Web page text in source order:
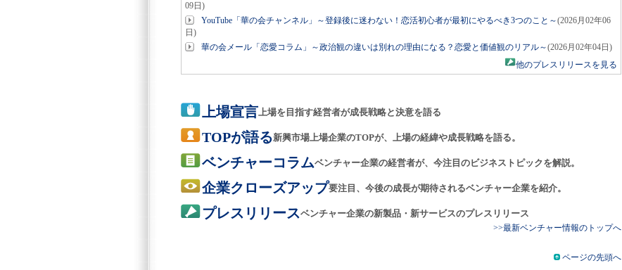
09日)
YouTube「華の会チャンネル」～登録後に迷わない！恋活初心者が最初にやるべき3つのこと～(2026月02年06
日)
華の会メール「恋愛コラム」～政治観の違いは別れの理由になる？恋愛と価値観のリアル～(2026月02年04日)
他のプレスリリースを見る
上場宣言上場を目指す経営者が成長戦略と決意を語る
TOPが語る新興市場上場企業のTOPが、上場の経緯や成長戦略を語る。
ベンチャーコラムベンチャー企業の経営者が、今注目のビジネストピックを解説。
企業クローズアップ要注目、今後の成長が期待されるベンチャー企業を紹介。
プレスリリースベンチャー企業の新製品・新サービスのプレスリリース
>>最新ベンチャー情報のトップへ
ページの先頭へ